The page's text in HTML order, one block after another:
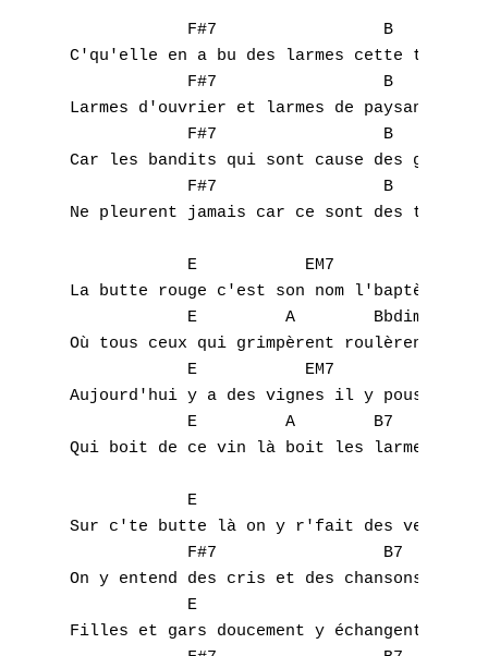
            F#7                 B
C'qu'elle en a bu des larmes cette terre
            F#7                 B
Larmes d'ouvrier et larmes de paysan
            F#7                 B
Car les bandits qui sont cause des
            F#7                 B
Ne pleurent jamais car ce sont des tyrans
E           EM7         E6
La butte rouge c'est son nom l'baptème
E         A        Bbdim
Où tous ceux qui grimpèrent roulèrent
E           EM7         E6
Aujourd'hui y a des vignes il y pousse du
E         A        B7
Qui boit de ce vin là boit les larmes des
            E
Sur c'te butte là on y r'fait des
            F#7                 B7
On y entend des cris et des chansons
            E
Filles et gars doucement y échangent
I
J
K
L
N
O
P
Q